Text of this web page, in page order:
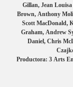
Gillan, Jean
Brown, Anthony
Scott MacDonald,
Graham, Andrew
Daniel, Chris
Productora: 3 Arts